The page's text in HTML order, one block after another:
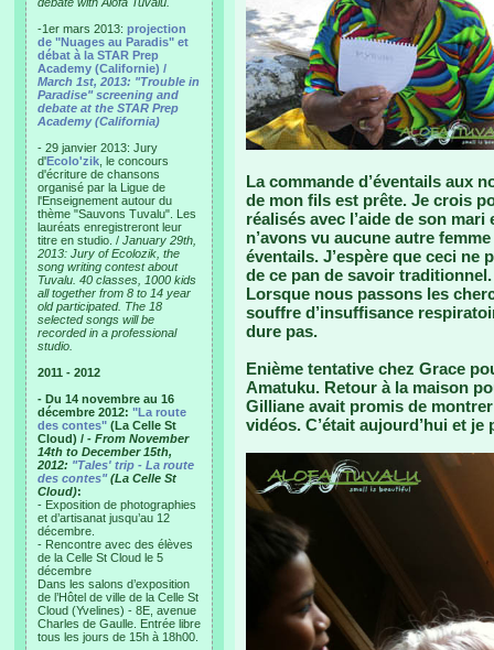
-1er mars 2013: projection
de "Nuages au Paradis" et
débat à la STAR Prep
Academy (Californie) /
March 1st, 2013: "Trouble in
Paradise" screening and
debate at the STAR Prep
Academy (California)
- 29 janvier 2013: Jury
d'Ecolo'zik , le concours
d'écriture de chansons
organisé par la Ligue de
l'Enseignement autour du
thème "Sauvons Tuvalu". Les
lauréats enregistreront leur
titre en studio. / January 29th,
2013: Jury of Ecolozik, the
song writing contest about
Tuvalu. 40 classes, 1000 kids
all together from 8 to 14 year
old participated. The 18
selected songs will be
recorded in a professional
studio.
2011 - 2012
- Du 14 novembre au 16
décembre 2012: "La route
des contes" (La Celle St
Cloud) / - From November
14th to December 15th,
2012: "Tales' trip - La route
des contes"(La Celle St
Cloud):
- Exposition de photographies
et d’artisanat jusqu’au 12
décembre.
- Rencontre avec des élèves
de la Celle St Cloud le 5
décembre
Dans les salons d’exposition
de l’Hôtel de ville de la Celle St
Cloud (Yvelines) - 8E, avenue
Charles de Gaulle. Entrée libre
tous les jours de 15h à 18h00.
La commande d’éventails aux
de mon fils est prête. Je crois
réalisés avec l’aide de son
n’avons vu aucune autre
éventails. J’espère que ceci ne
de ce pan de savoir traditionnel.
Lorsque nous passons les
souffre d’insuffisance
dure pas.
Enième tentative chez Grace
Amatuku. Retour à la maison
Gilliane avait promis de
vidéos. C’était aujourd’hui et je